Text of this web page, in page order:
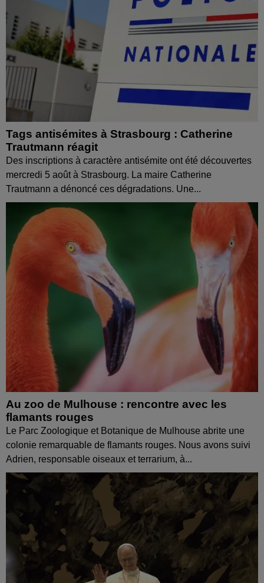
Tags antisémites à Strasbourg : Catherine
Trautmann réagit
Des inscriptions à caractère antisémite ont été découvertes
mercredi 5 août à Strasbourg. La maire Catherine
Trautmann a dénoncé ces dégradations. Une...
Au zoo de Mulhouse : rencontre avec les
flamants rouges
Le Parc Zoologique et Botanique de Mulhouse abrite une
colonie remarquable de flamants rouges. Nous avons suivi
Adrien, responsable oiseaux et terrarium, à...